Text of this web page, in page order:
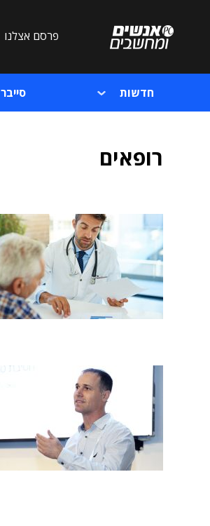
פרסם אצלנו
חדשות סייבר
רופאים